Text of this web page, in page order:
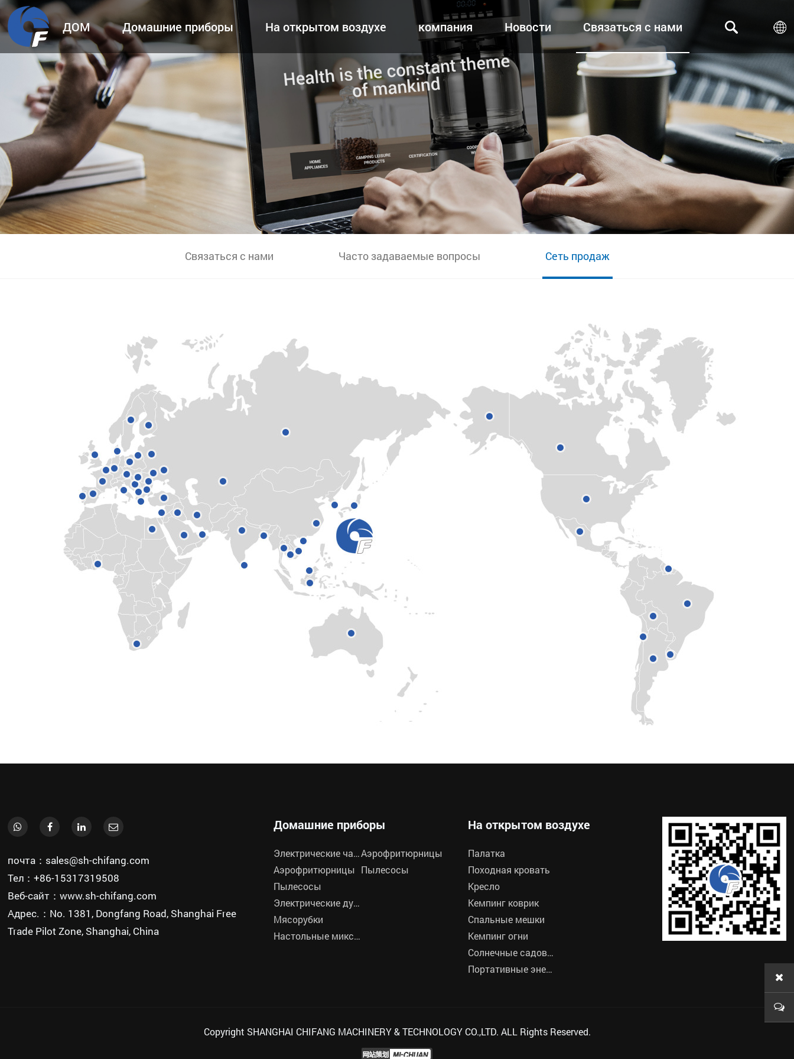
ДОМ Домашние приборы На открытом воздухе компания Новости Связаться с нами
Связаться с нами Часто задаваемые вопросы Сеть продаж
почта：sales@sh-chifang.com
Тел：+86-15317319508
Веб-сайт：www.sh-chifang.com
Адрес.：No. 1381, Dongfang Road, Shanghai Free
Trade Pilot Zone, Shanghai, China
Домашние приборы
Электрические чайники
Аэрофритюрницы
Пылесосы
Электрические духовки
Мясорубки
Настольные миксеры
Аэрофритюрницы
Пылесосы
На открытом воздухе
Палатка
Походная кровать
Кресло
Кемпинг коврик
Спальные мешки
Кемпинг огни
Солнечные садовые лампы
Портативные энергосистемы
Copyright SHANGHAI CHIFANG MACHINERY & TECHNOLOGY CO.,LTD. ALL Rights Reserved.